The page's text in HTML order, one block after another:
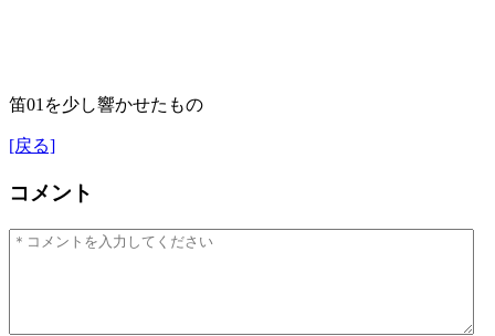
笛01を少し響かせたもの
[戻る]
コメント